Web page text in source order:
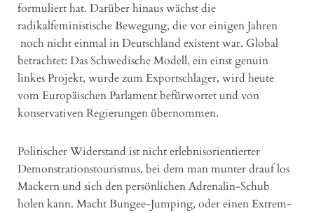
formuliert hat. Darüber hinaus wächst die
radikalfeministische Bewegung, die vor einigen Jahren
noch nicht einmal in Deutschland existent war. Global
betrachtet: Das Schwedische Modell, ein einst genuin
linkes Projekt, wurde zum Exportschlager, wird heute
vom Europäischen Parlament befürwortet und von
konservativen Regierungen übernommen.
Politischer Widerstand ist nicht erlebnisorientierter
Demonstrationstourismus, bei dem man munter drauf los
Mackern und sich den persönlichen Adrenalin-Schub
holen kann. Macht Bungee-Jumping, oder einen Extrem-